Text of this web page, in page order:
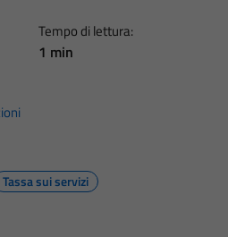
Tempo di lettura:
1 min
Tassa sui servizi